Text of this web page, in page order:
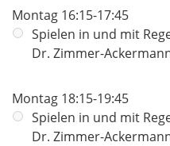
Montag 16:15-17:45
Spielen in und mit
Dr. Zimmer-
Montag 18:15-19:45
Spielen in und mit
Dr. Zimmer-